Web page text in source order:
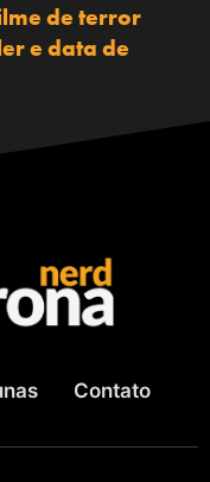
de terror
e data de
Contato